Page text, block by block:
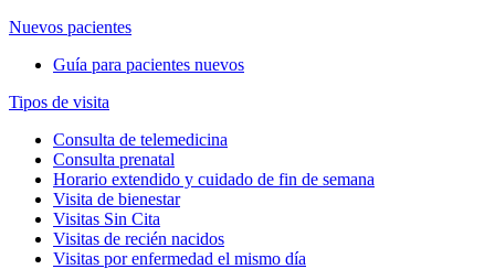
Nuevos pacientes
Guía para pacientes nuevos
Tipos de visita
Consulta de telemedicina
Consulta prenatal
Horario extendido y cuidado de fin de semana
Visita de bienestar
Visitas Sin Cita
Visitas de recién nacidos
Visitas por enfermedad el mismo día